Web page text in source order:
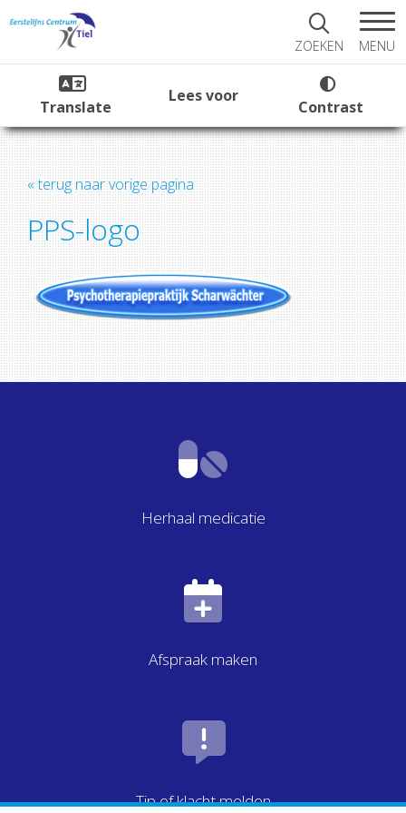
ZOEKEN MENU
Translate
Lees voor
Contrast
« terug naar vorige pagina
PPS-logo
Herhaal medicatie
Afspraak maken
Tip of klacht melden